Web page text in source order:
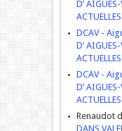
D’
ACTUELLES
DCAV -
D’
ACTUELLES
DCAV -
D’
ACTUELLES
Renaudot
DANS